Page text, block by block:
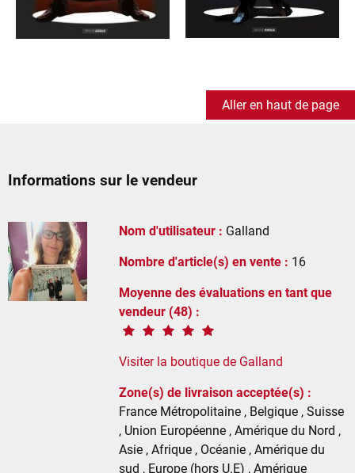
Aller en haut de page
Informations sur le vendeur
Nom d'utilisateur : Galland
Nombre d'article(s) en vente : 16
Moyenne des évaluations en tant que
vendeur (48) :
Visiter la boutique de Galland
Zone(s) de livraison acceptée(s) :
France Métropolitaine , Belgique , Suisse
, Union Européenne , Amérique du Nord ,
Asie , Afrique , Océanie , Amérique du
sud , Europe (hors U.E) , Amérique